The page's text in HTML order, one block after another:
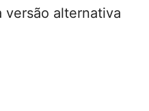
versão alternativa